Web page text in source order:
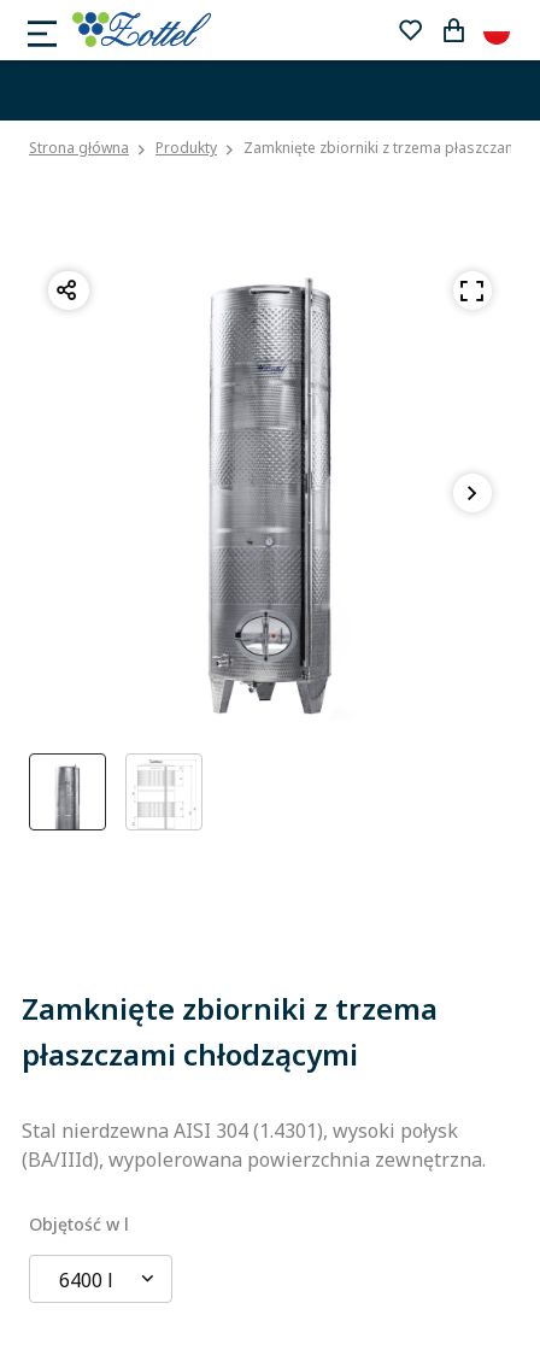
Strona główna Produkty Zamknięte zbiorniki z trzema płaszczami
Zamknięte zbiorniki z trzema
płaszczami chłodzącymi
Stal nierdzewna AISI 304 (1.4301), wysoki połysk
(BA/IIId), wypolerowana powierzchnia zewnętrzna.
Objętość w l
6400 l